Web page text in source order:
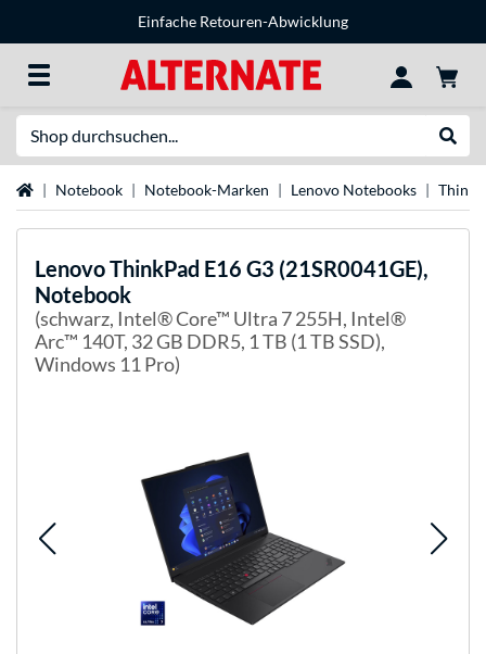
Einfache Retouren-Abwicklung
StartseiteNotebook Notebook-Marken Lenovo Notebooks
LenovoThinkPad E16 G3 (21SR0041GE),
Notebook
(schwarz, Intel® Core™ Ultra 7 255H, Intel®
Arc™ 140T, 32 GB DDR5, 1 TB (1 TB SSD),
Windows 11 Pro)